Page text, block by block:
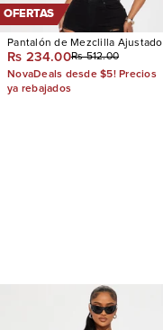
OFERTAS
Pantalón de Mezclilla Ajustado
Tiro Alto Con Stretch Decker
Ripped
Rs 234.00Rs 512.00
NovaDeals desde $5! Precios
ya rebajados